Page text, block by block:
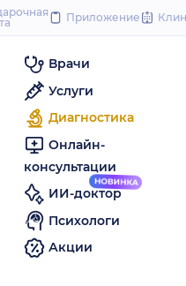
to
Приложение
Врачи
Услуги
Диагностика
Онлайн-
консультации
ИИ-доктор
Психологи
Акции